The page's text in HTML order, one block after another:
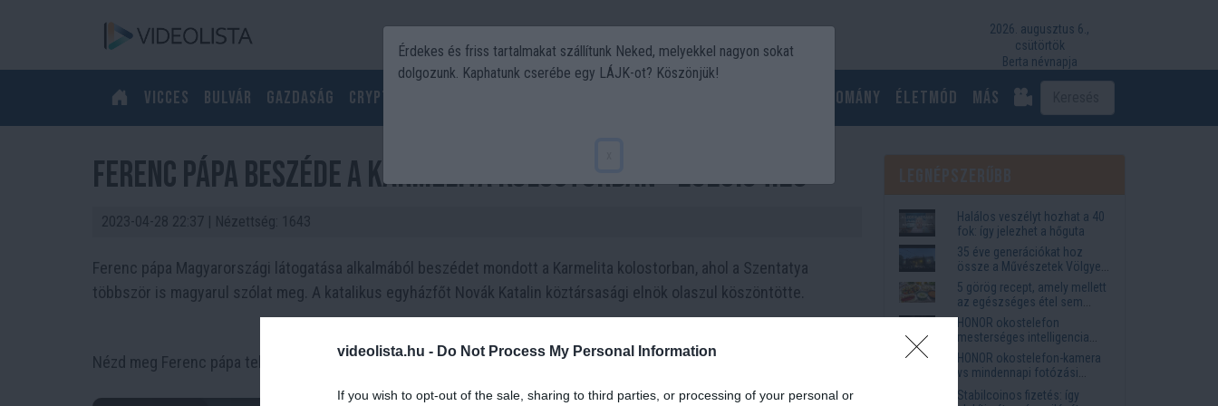
videolista.hu - Do Not Process My Personal Information
If you wish to opt-out of the sale, sharing to third parties, or processing of your personal or
2026. augusztus 6.,
csütörtök
Berta névnapja
Vicces Bulvár Gazdaság Crypto Tudomány Életmód más
Ferenc pápa beszéde a Karmelita kolostorban - 2023.04.28
2023-04-28 22:37 | Nézettség: 1643
Ferenc pápa Magyarországi látogatása alkalmából beszédet mondott a Karmelita kolostorban, ahol a Szentatya
többször is magyarul szólat meg. A katalikus egyházfőt Novák Katalin köztársasági elnök olaszul köszöntötte.
Nézd meg Ferenc pápa teljes beszédét!
Halálos veszélyt hozhat a 40
fok: így jelezhet a hőguta
35 éve generációkat hoz
össze a Művészetek Völgye
– megvan a 2027-es időpont
és a bérletár
5 görög recept, amely mellett
az egészséges étel sem
tűnik lemondásnak
HONOR okostelefon
mesterséges intelligencia
funkciók, amelyek
megkönnyítik az életet
HONOR okostelefon-kamera
vs mindennapi fotózási
igények
Stabilcoinos fizetés: így
Érdekes és friss tartalmakat szállítunk Neked, melyekkel nagyon sokat
dolgozunk. Kaphatunk cserébe egy LÁJK-ot? Köszönjük!